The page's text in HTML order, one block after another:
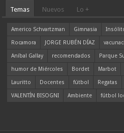
Temas Nuevos Lo +
Americo Schvartzman Gimnasia
Rocamora
JORGE RUBÉN DÍAZ
Aníbal Gallay
recomendados Parque
humor de Miércoles
Bordet Marbot
Lauritto
Docentes fútbol Regatas
VALENTÍN BISOGNI
Ambiente fútbol